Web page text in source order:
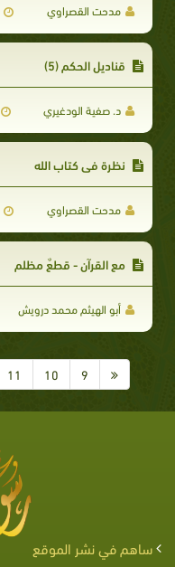
مدحت القصراوي
قناديل الحكم (5)
د. صفية الودغيري
نظرة في كتاب الله
مدحت القصراوي
مع القرآن - قطعٌ مظلم
أبو الهيثم محمد درويش
9
10
11
ساهم في نشر الموقع